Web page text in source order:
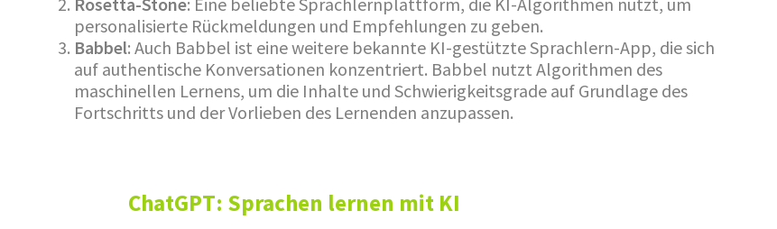
personalisierte Rückmeldungen und Empfehlungen zu geben.
Babbel: Auch Babbel ist eine weitere bekannte KI-gestützte Sprachlern-App, die sich
auf authentische Konversationen konzentriert. Babbel nutzt Algorithmen des
maschinellen Lernens, um die Inhalte und Schwierigkeitsgrade auf Grundlage des
Fortschritts und der Vorlieben des Lernenden anzupassen.
ChatGPT: Sprachen lernen mit KI